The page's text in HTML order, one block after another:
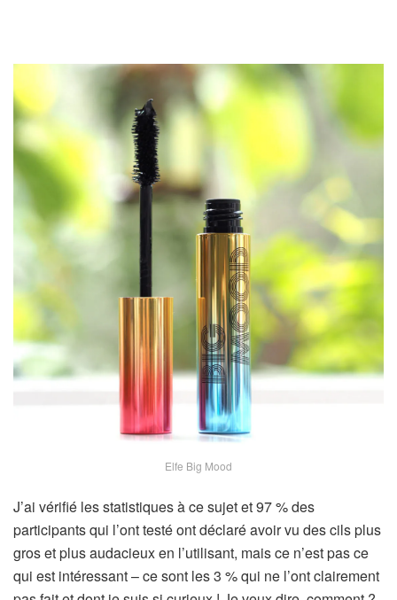
Elfe Big Mood
J’ai vérifié les statistiques à ce sujet et 97 % des
participants qui l’ont testé ont déclaré avoir vu des cils plus
gros et plus audacieux en l’utilisant, mais ce n’est pas ce
qui est intéressant – ce sont les 3 % qui ne l’ont clairement